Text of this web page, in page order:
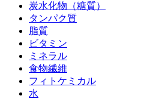
炭水化物（糖質）
タンパク質
脂質
ビタミン
ミネラル
食物繊維
フィトケミカル
水